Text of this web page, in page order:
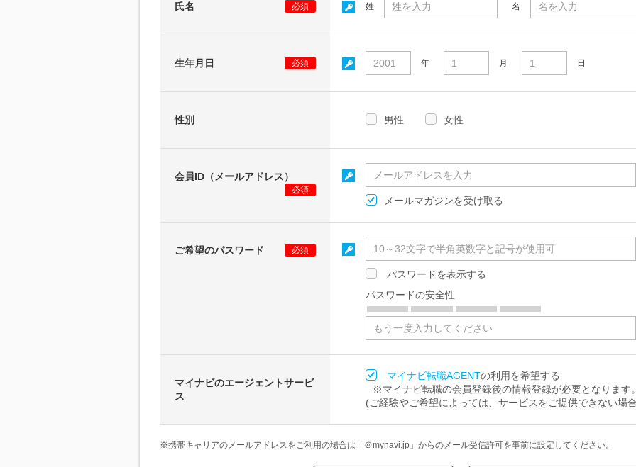
氏名 必須 姓 名
生年月日 必須 年 月 日
性別 男性 女性
会員ID（メールアドレス）
必須
メールマガジンを受け取る
ご希望のパスワード 必須
パスワードを表示する
パスワードの安全性
マイナビのエージェントサービ
ス
マイナビ転職AGENTの利用を希望する
※マイナビ転職の会員登録後の情報登録が必要となります
(ご経験やご希望によっては、サービスをご提供できない場
※携帯キャリアのメールアドレスをご利用の場合は「＠mynavi.jp」からのメール受信許可を事前に設定してください。